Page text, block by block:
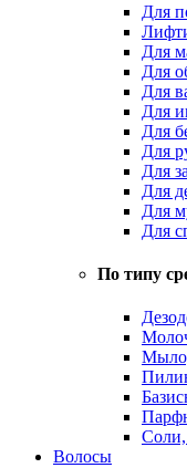
Для
Для
Для
Для
Для
Для
Для
Для
Для
Для
Для
По типу
Волосы